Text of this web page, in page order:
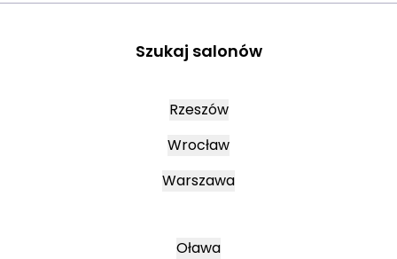
Szukaj salonów
Rzeszów
Wrocław
Warszawa
Oława